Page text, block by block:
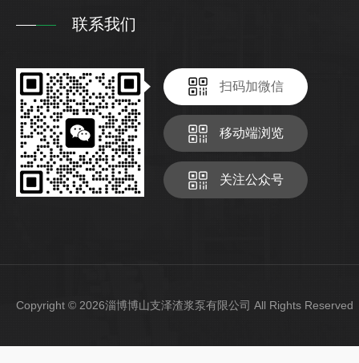
联系我们
扫码加微信
移动端浏览
关注公众号
Copyright © 2026淄博博山支泽渣浆泵有限公司 All Rights